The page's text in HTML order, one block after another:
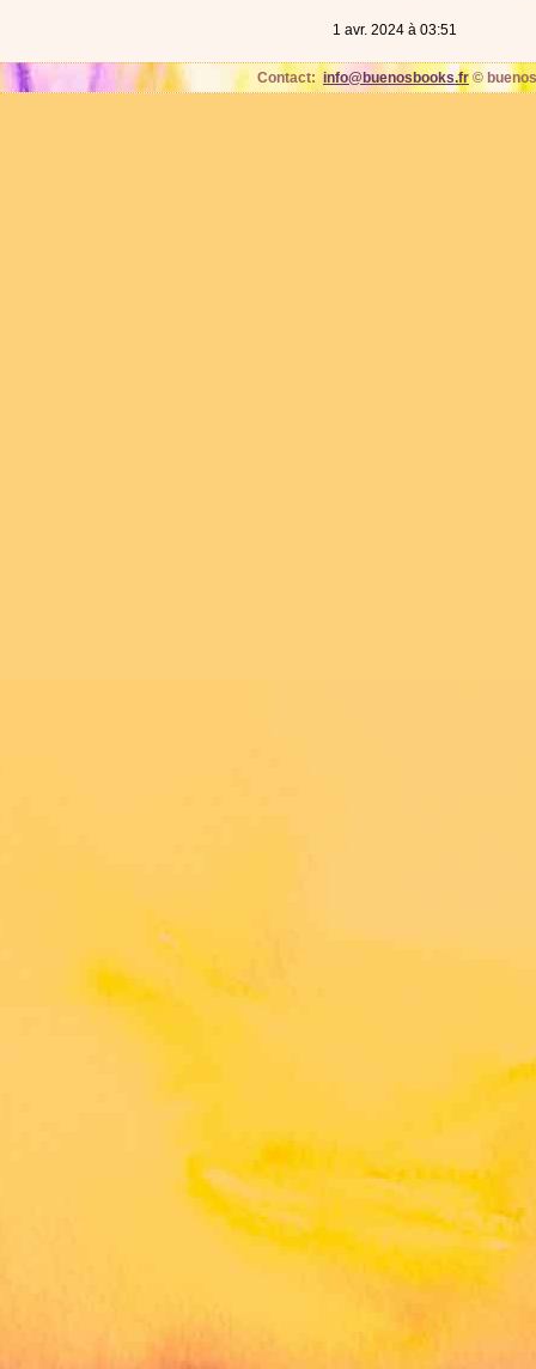
1 avr. 2024 à 03:51
Contact: info@buenosbooks.fr©